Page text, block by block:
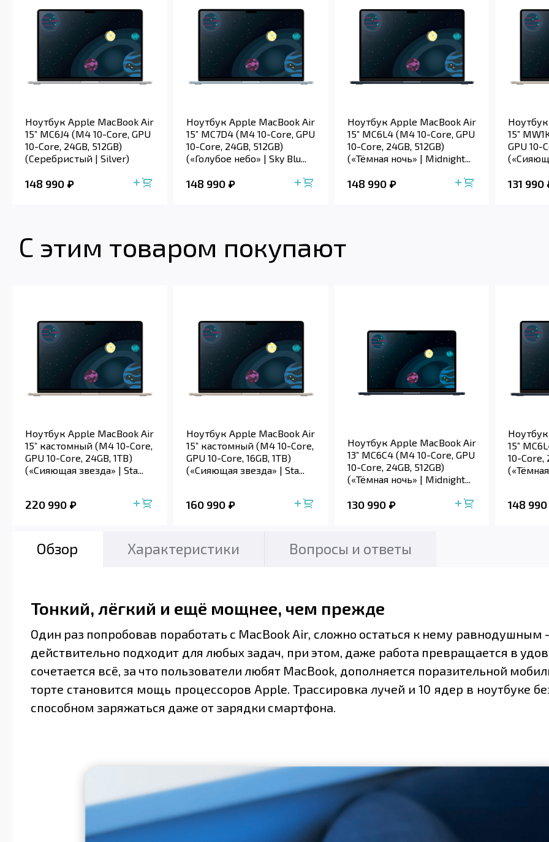
Ноутбук Apple MacBook Air
15” MC6J4 (M4 10-Core, GPU
10-Core, 24GB, 512GB)
(Серебристый | Silver)
148 990
Ноутбук Apple MacBook Air
15” MC7D4 (M4 10-Core, GPU
10-Core, 24GB, 512GB)
(«Голубое небо» | Sky Blu...
148 990
Ноутбук Apple MacBook Air
15” MC6L4 (M4 10-Core, GPU
10-Core, 24GB, 512GB)
(«Тёмная ночь» | Midnight...
148 990
15”
GPU 10-
131 990
С этим товаром покупают
Ноутбук Apple MacBook Air
15” кастомный (M4 10-Core,
GPU 10-Core, 24GB, 1TB)
(«Сияющая звезда» | Sta...
220 990
Ноутбук Apple MacBook Air
15” кастомный (M4 10-Core,
GPU 10-Core, 16GB, 1TB)
(«Сияющая звезда» | Sta...
160 990
Ноутбук Apple MacBook Air
13” MC6C4 (M4 10-Core, GPU
10-Core, 24GB, 512GB)
(«Тёмная ночь» | Midnight...
130 990
15”
10-Core,
148 990
Обзор Характеристики Вопросы и ответы
Тонкий, лёгкий и ещё мощнее, чем прежде
Один раз попробовав поработать с MacBook Air, сложно остаться к нему равнодушным
действительно подходит для любых задач, при этом, даже работа превращается в
сочетается всё, за что пользователи любят MacBook, дополняется поразительной
торте становится мощь процессоров Apple. Трассировка лучей и 10 ядер в ноутбуке
способном заряжаться даже от зарядки смартфона.